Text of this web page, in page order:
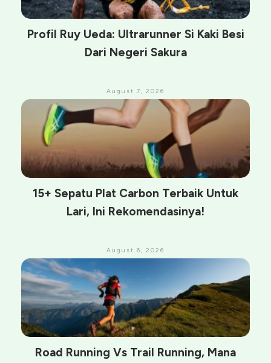
Profil Ruy Ueda: Ultrarunner Si Kaki Besi
Dari Negeri Sakura
August 7, 2026
15+ Sepatu Plat Carbon Terbaik Untuk
Lari, Ini Rekomendasinya!
August 6, 2026
Road Running Vs Trail Running, Mana